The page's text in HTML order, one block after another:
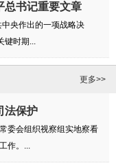
总书记重要文章
央作出的一项战略决
键时期...
更多>>
法保护
委会组织视察组实地察看
作。...